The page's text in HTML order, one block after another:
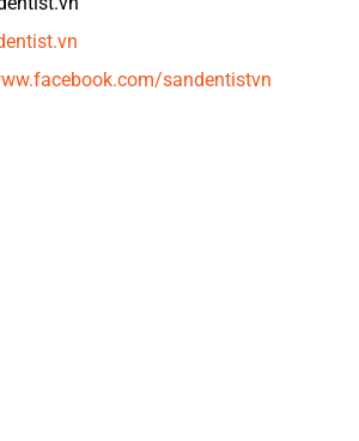
sandentistvn